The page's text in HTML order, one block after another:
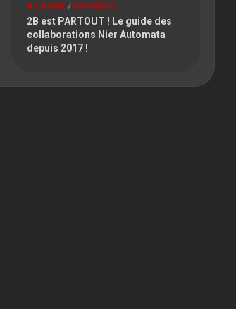
A LA UNE / DOSSIERS
2B est PARTOUT ! Le guide des
collaborations Nier Automata
depuis 2017 !